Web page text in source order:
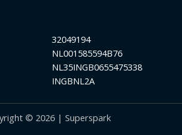
32049194
NL001585594B76
NL35INGB0655475338
INGBNL2A
© 2026 | Superspark